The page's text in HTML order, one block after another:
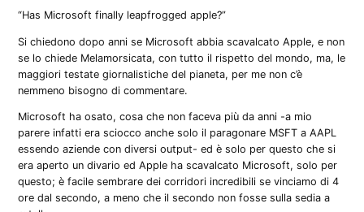
“Has Microsoft finally leapfrogged apple?”
Si chiedono dopo anni se Microsoft abbia scavalcato Apple, e non
se lo chiede Melamorsicata, con tutto il rispetto del mondo, ma, le
maggiori testate giornalistiche del pianeta, per me non c’è
nemmeno bisogno di commentare.
Microsoft ha osato, cosa che non faceva più da anni -a mio
parere infatti era sciocco anche solo il paragonare MSFT a AAPL
essendo aziende con diversi output- ed è solo per questo che si
era aperto un divario ed Apple ha scavalcato Microsoft, solo per
questo; è facile sembrare dei corridori incredibili se vinciamo di 4
ore dal secondo, a meno che il secondo non fosse sulla sedia a